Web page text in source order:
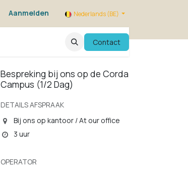
Aanmelden Nederlands (BE)
EvenementenContact
Bespreking bij ons op de Corda
Campus (1/2 Dag)
DETAILS AFSPRAAK
Bij ons op kantoor / At our office
3 uur
OPERATOR